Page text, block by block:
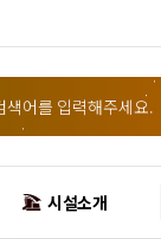
시설소개